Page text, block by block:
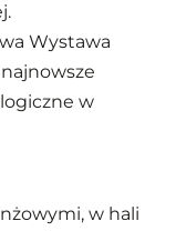
Wystawa
w
w hali